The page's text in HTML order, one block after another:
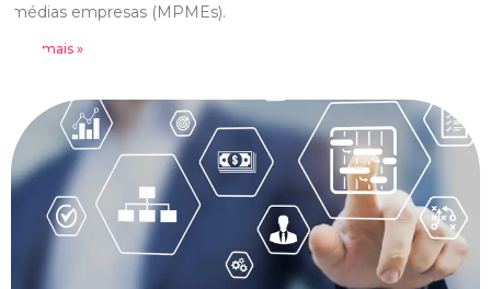
médias empresas (MPMEs).
Leia mais »